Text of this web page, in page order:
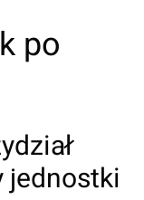
po
jednostki